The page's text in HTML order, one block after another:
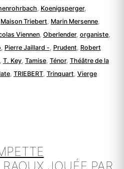
, Koenigsperger,
Maison Triebert, Marin Mersenne,
Viennen, Oberlender, organiste,
, Pierre Jaillard -, Prudent, Robert
, T. Key, Tamise, Ténor, Théâtre de la
, TRIEBERT, Trinquart, Vierge
JOUÉE PAR